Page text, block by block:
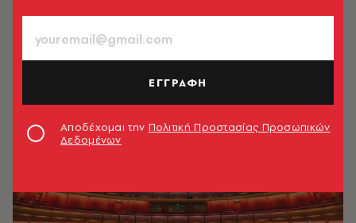
ΕΓΓΡΑΦΗ
Αποδέχομαι την Πολιτική Προστασίας Προσωπικών
Δεδομένων